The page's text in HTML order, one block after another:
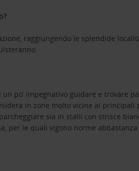
raggiungendo le splendide
po’ impegnativo guidare e trovare
in zone molto vicine ai
sia in stalli con strisce
per le quali vigono norme